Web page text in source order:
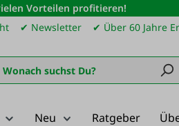
Vorteilen profitieren!
✔ Newsletter ✔ Über 60 Jahre
Neu Ratgeber